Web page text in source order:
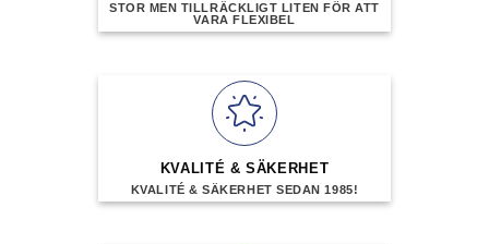
STOR MEN TILLRÄCKLIGT LITEN FÖR ATT
VARA FLEXIBEL
KVALITÉ & SÄKERHET
KVALITÉ & SÄKERHET SEDAN 1985!